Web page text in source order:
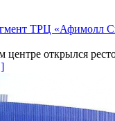
ТРЦ «Афимолл
открылся